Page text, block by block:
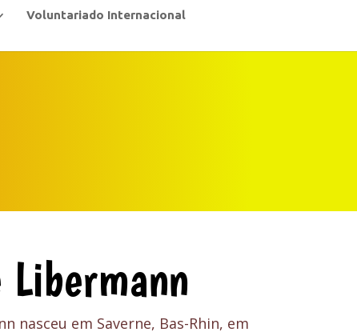
Voluntariado Internacional
nasceu em Saverne, Bas-Rhin, em